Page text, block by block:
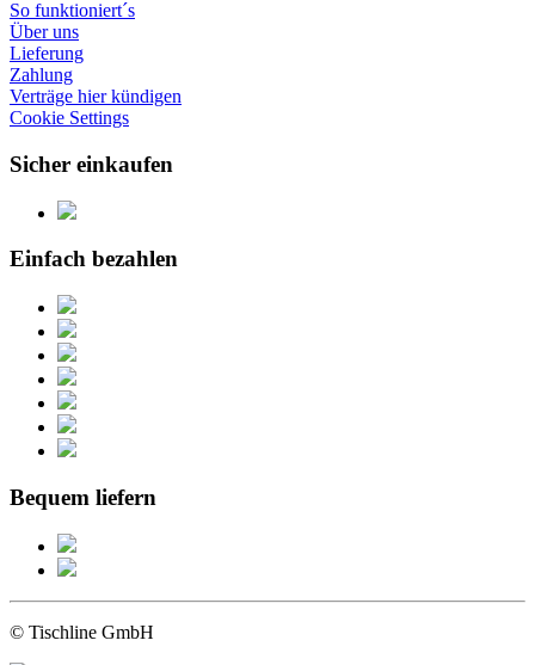
So funktioniert´s
Über uns
Lieferung
Zahlung
Verträge hier kündigen
Cookie Settings
Sicher einkaufen
Einfach bezahlen
Bequem liefern
© Tischline GmbH